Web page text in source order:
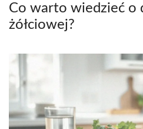
Co warto wiedzieć o
żółciowej?